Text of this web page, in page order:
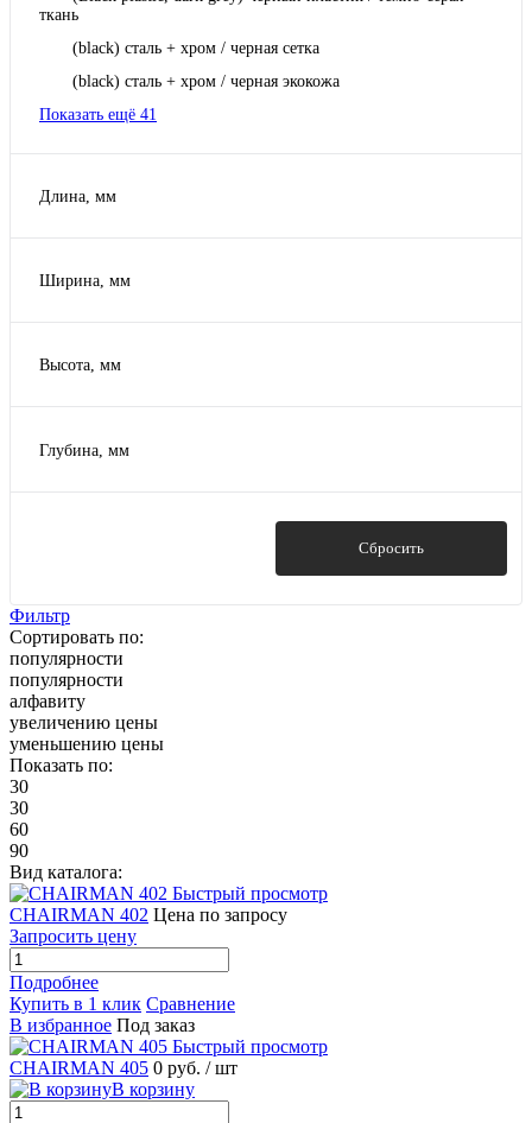
ткань
(black) сталь + хром / черная сетка
(black) сталь + хром / черная экокожа
Показать ещё 41
Длина, мм
Ширина, мм
Высота, мм
Глубина, мм
52
Показать ещё 16
Сбросить
Фильтр
Сортировать по:
популярности
популярности
алфавиту
увеличению цены
уменьшению цены
Показать по:
30
30
60
90
Вид каталога:
Быстрый просмотр
CHAIRMAN 402 Цена по запросу
Запросить цену
Подробнее
Купить в 1 клик Сравнение
В избранное Под заказ
Быстрый просмотр
CHAIRMAN 405 0 руб. / шт
В корзину